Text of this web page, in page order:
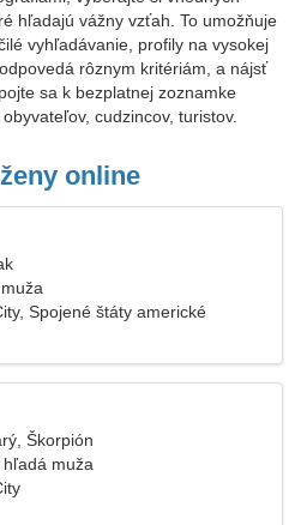
hľadajú vážny vzťah. To umožňuje
vyhľadávanie, profily na vysokej
rôznym kritériám, a nájsť
sa k bezplatnej zoznamke
cudzincov, turistov.
online
Spojené štáty americké
Škorpión
muža